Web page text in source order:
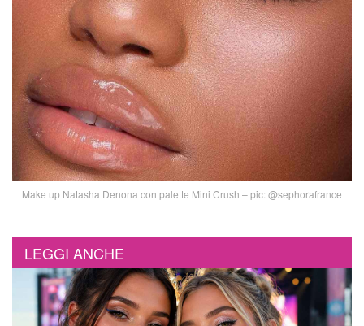
Make up Natasha Denona con palette Mini Crush – pic: @sephorafrance
LEGGI ANCHE